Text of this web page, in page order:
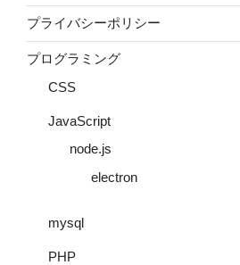
プライバシーポリシー
プログラミング
CSS
JavaScript
node.js
electron
mysql
PHP